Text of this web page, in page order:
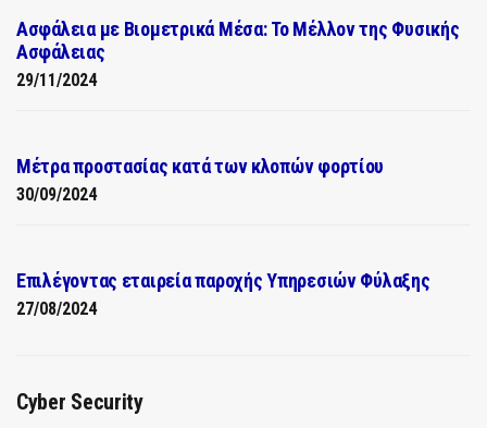
Ασφάλεια με Βιομετρικά Μέσα: Το Μέλλον της Φυσικής
Ασφάλειας
29/11/2024
Μέτρα προστασίας κατά των κλοπών φορτίου
30/09/2024
Επιλέγοντας εταιρεία παροχής Υπηρεσιών Φύλαξης
27/08/2024
Cyber Security